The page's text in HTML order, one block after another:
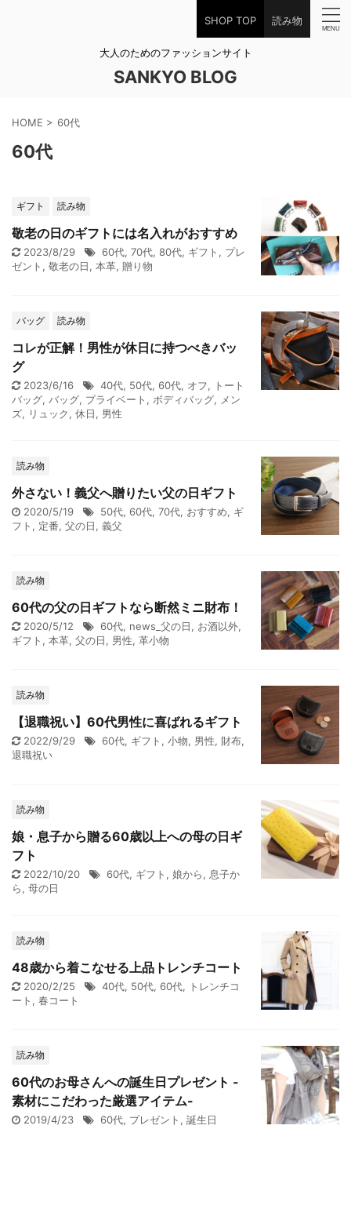
SHOP TOP 読み物
大人のためのファッションサイト
SANKYO BLOG
HOME > 60代
60代
ギフト 読み物
敬老の日のギフトには名入れがおすすめ
2023/8/29 60代, 70代, 80代, ギフト , プレ
ゼント , 敬老の日, 本革, 贈り物
バッグ 読み物
コレが正解！男性が休日に持つべきバッ
グ
2023/6/16 40代, 50代, 60代, オフ, トート
バッグ, バッグ, プライベート , ボディバッグ, メン
ズ, リュック, 休日, 男性
読み物
外さない！義父へ贈りたい父の日ギフト
2020/5/19 50代, 60代, 70代, おすすめ, ギ
フト , 定番, 父の日, 義父
読み物
60代の父の日ギフトなら断然ミニ財布！
2020/5/12 60代, news_父の日, お酒以外,
ギフト , 本革, 父の日, 男性, 革小物
読み物
【退職祝い】60代男性に喜ばれるギフト
2022/9/29 60代, ギフト , 小物, 男性, 財布,
退職祝い
読み物
娘・息子から贈る60歳以上への母の日ギ
フト
2022/10/20 60代, ギフト , 娘から, 息子か
ら, 母の日
読み物
48歳から着こなせる上品トレンチコート
2020/2/25 40代, 50代, 60代, トレンチコ
ート , 春コート
読み物
60代のお母さんへの誕生日プレゼント -
素材にこだわった厳選アイテム-
2019/4/23 60代, プレゼント , 誕生日